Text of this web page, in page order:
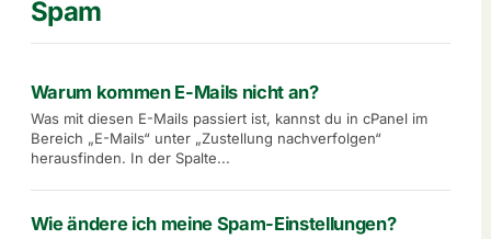
Spam
Warum kommen E-Mails nicht an?
Was mit diesen E-Mails passiert ist, kannst du in cPanel im
Bereich „E-Mails“ unter „Zustellung nachverfolgen“
herausfinden. In der Spalte...
Wie ändere ich meine Spam-Einstellungen?